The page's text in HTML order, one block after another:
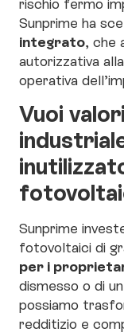
Sunprime ha
integrato, che
autorizzativa
operativa
Vuoi
Sunprime
fotovoltaici di
per i
dismesso o di un
possiamo
redditizio e